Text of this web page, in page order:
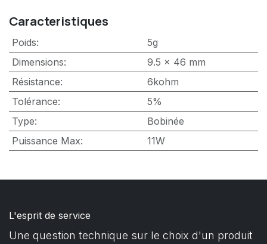
Caracteristiques
Poids:
5g
Dimensions:
9.5 x 46 mm
Résistance:
6kohm
Tolérance:
5%
Type:
Bobinée
Puissance Max: 11W
L'esprit de service
Une question technique sur le choix d'un produit